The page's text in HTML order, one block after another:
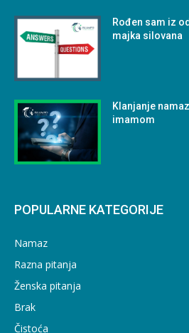
Rođen sam iz
majka silovana
Klanjanje
imamom
POPULARNE KATEGORIJE
Namaz
Razna pitanja
Ženska pitanja
Brak
Čistoća